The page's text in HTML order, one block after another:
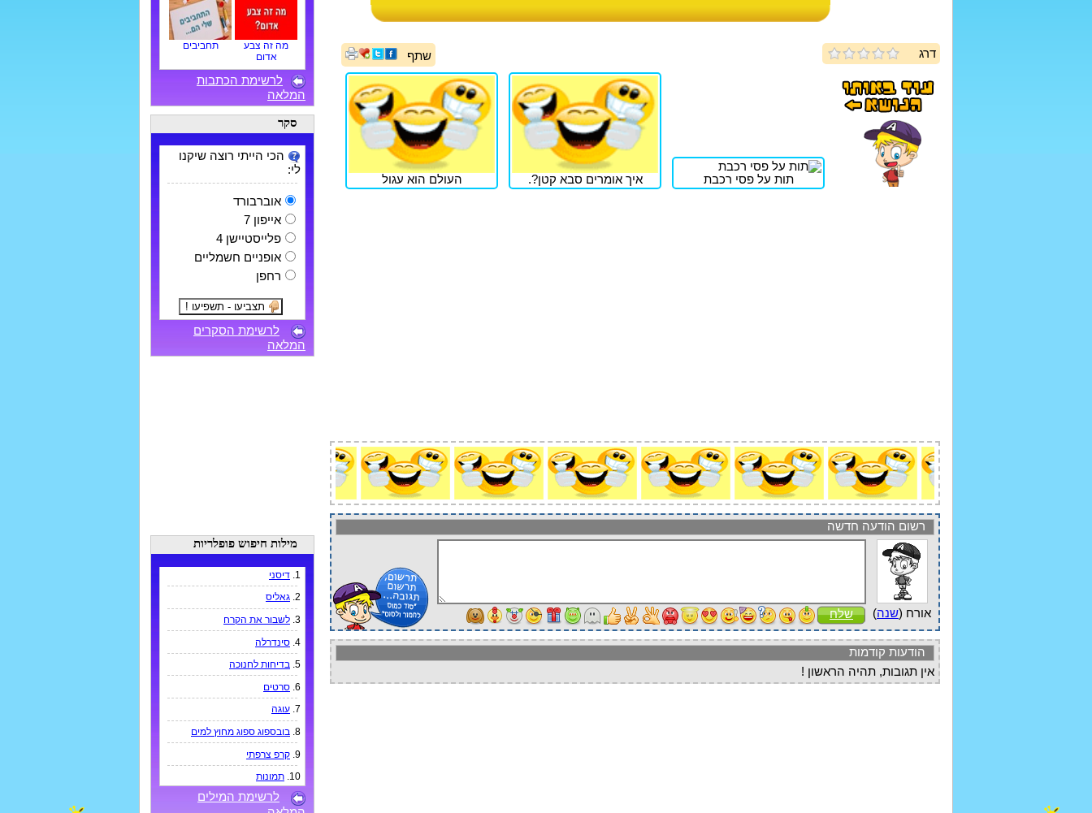
דרג שתף
תות על פסי רכבת איך אומרים סבא קטן?. העולם הוא עגול
רשום הודעה חדשה
אורח (שנה) שלח
הודעות קודמות
אין תגובות, תהיה הראשון !
מה זה צבע
אדום
תחביבים
לרשימת הכתבות
המלאה
סקר
הכי הייתי רוצה שיקנו
לי:
אוברבורד
אייפון 7
פלייסטיישן 4
אופניים חשמליים
רחפן
לרשימת הסקרים
המלאה
מילות חיפוש פופלריות
1. דיסני
2. גאליס
3. לשבור את הקרח
4. סינדרלה
5. בדיחות לחנוכה
6. סרטים
7. עוגה
8. בובספוג ספוג מחוץ למים
9. קרפ צרפתי
10. תמונות
לרשימת המילים